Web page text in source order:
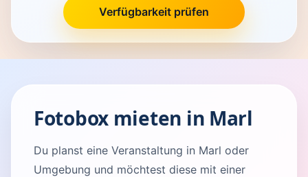
Verfügbarkeit prüfen
Fotobox mieten in Marl
Du planst eine Veranstaltung in Marl oder
Umgebung und möchtest diese mit einer